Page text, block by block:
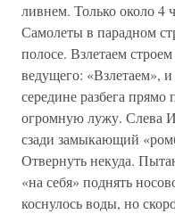
ливнем. Только около 4
Самолеты в парадном
полосе. Взлетаем
ведущего: «Взлетаем», и
середине разбега прямо
огромную лужу. Слева
сзади замыкающий
Отвернуть некуда.
«на себя» поднять
коснулось воды, но